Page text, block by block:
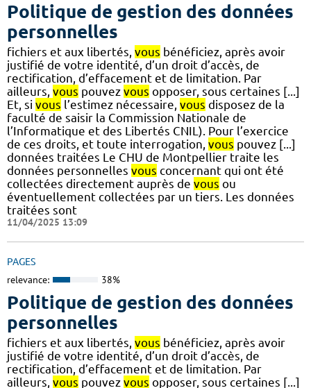
Politique de gestion des données
personnelles
fichiers et aux libertés, vous bénéficiez, après avoir
justifié de votre identité, d’un droit d’accès, de
rectification, d’effacement et de limitation. Par
ailleurs, vous pouvez vous opposer, sous certaines [...]
Et, si vous l’estimez nécessaire, vous disposez de la
faculté de saisir la Commission Nationale de
l’Informatique et des Libertés CNIL). Pour l’exercice
de ces droits, et toute interrogation, vous pouvez [...]
données traitées Le CHU de Montpellier traite les
données personnelles vous concernant qui ont été
collectées directement auprès de vous ou
éventuellement collectées par un tiers. Les données
traitées sont
11/04/2025 13:09
PAGES
relevance: 38%
Politique de gestion des données
personnelles
fichiers et aux libertés, vous bénéficiez, après avoir
justifié de votre identité, d’un droit d’accès, de
rectification, d’effacement et de limitation. Par
ailleurs, vous pouvez vous opposer, sous certaines [...]